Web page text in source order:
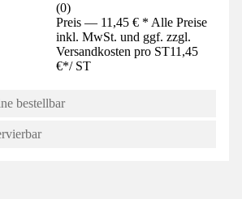
(0)
Preis — 11,45 € * Alle Preise
inkl. MwSt. und ggf. zzgl.
Versandkosten pro ST11,45
€*/ ST
bestellbar